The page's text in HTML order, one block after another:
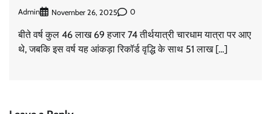
Admin November 26, 2025 0
बीते वर्ष कुल 46 लाख 69 हजार 74 तीर्थयात्री चारधाम यात्रा पर आए
थे, जबकि इस वर्ष यह आंकड़ा रिकॉर्ड वृद्धि के साथ 51 लाख […]